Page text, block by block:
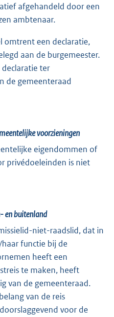
afgehandeld door een
ambtenaar.
omtrent een declaratie,
aan de burgemeester.
ter
de gemeenteraad
voorzieningen
eigendommen of
privédoeleinden is niet
en buitenland
niet-raadslid, dat in
functie bij de
heeft een
te maken, heeft
van de gemeenteraad.
van de reis
voor de